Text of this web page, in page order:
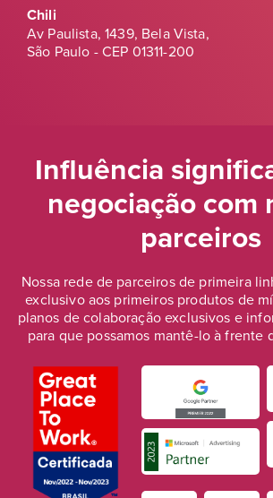
Chili
Av Paulista, 1439, Bela Vista,
São Paulo - CEP 01311-200
Influência
negociaçãocom
parceiros
Nossa rede de parceiros de primeira
exclusivo aos primeiros produtos de
planos de colaboração exclusivos e
para que possamos mantê-lo à frente